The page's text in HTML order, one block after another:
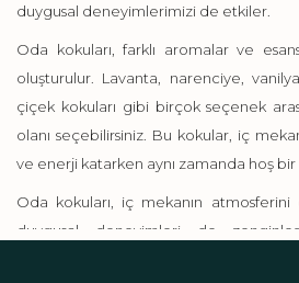
duygusal deneyimlerimizi de etkiler.
Oda kokuları, farklı aromalar ve
oluşturulur. Lavanta, narenciye,
çiçek kokuları gibi birçok seçenek
olanı seçebilirsiniz. Bu kokular, iç
ve enerji katarken aynı zamanda hoş
Oda kokuları, iç mekanın atmosferini
duygusal deneyimleri de